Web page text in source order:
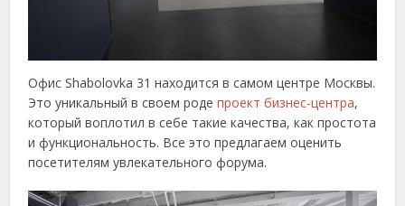
Офис Shabolovka 31 находится в самом центре Москвы.
Это уникальный в своем родепроект бизнес-центра,
который воплотил в себе такие качества, как простота
и функциональность. Все это предлагаем оценить
посетителям увлекательного форума.